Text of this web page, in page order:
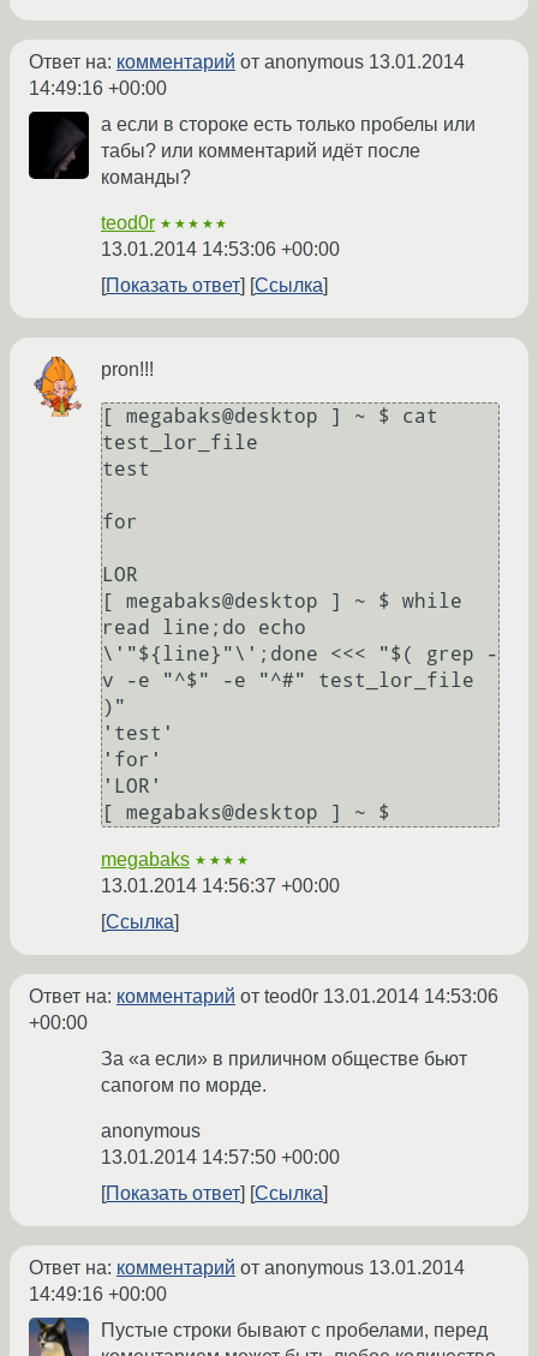
Ответ на: комментарий от anonymous 13.01.2014
14:49:16 +00:00
а если в стороке есть только пробелы или
табы? или комментарий идёт после
команды?
teod0r ★★★★★
13.01.2014 14:53:06 +00:00
Показать ответ
Ссылка
pron!!!
[ megabaks@desktop ] ~ $ cat
test_lor_file
test
for
LOR
[ megabaks@desktop ] ~ $ while
read line;do echo
\'"${line}"\';done <<< "$( grep -
v -e "^$" -e "^#" test_lor_file
)"
'test'
'for'
'LOR'
[ megabaks@desktop ] ~ $
megabaks ★★★★
13.01.2014 14:56:37 +00:00
Ссылка
Ответ на: комментарий от teod0r 13.01.2014 14:53:06
+00:00
За «а если» в приличном обществе бьют
сапогом по морде.
anonymous
13.01.2014 14:57:50 +00:00
Показать ответ
Ссылка
Ответ на: комментарий от anonymous 13.01.2014
14:49:16 +00:00
Пустые строки бывают с пробелами, перед